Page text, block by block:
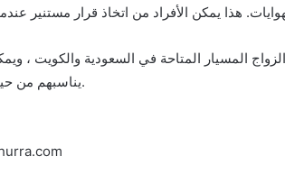
المسيار المتاحة في السعودية والكويت ،
يناسبهم من حيث الميزات والتكلفة والجودة.